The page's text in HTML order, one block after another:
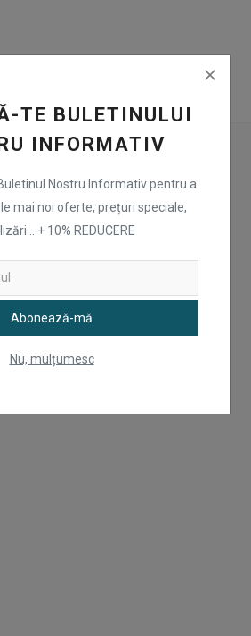
TE BULETINULUI
INFORMATIV
Nostru Informativ pentru a
mai noi oferte, prețuri speciale,
+ 10% REDUCERE
Abonează-mă
Nu, mulțumesc
Cod fiscal (Fiscal Code): 48005991
2023)
2017